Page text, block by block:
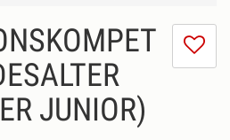
I
JUNIOR)